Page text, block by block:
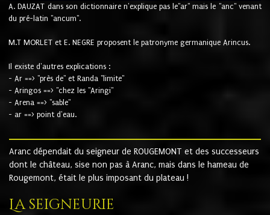
A. DAUZAT dans son dictionnaire n'explique pas le"ar" mais le "anc" venant
du pré-latin "ancum".
M.T MORLET et E. NEGRE proposent le patronyme germanique Arincus.
Il existe d'autres explications :
- Ar ==> "près de" et Randa "limite"
- Aringos ==> "chez les "Aringi"
- Arena ==> "sable"
- ar ==> point d'eau.
Aranc dépendait du seigneur de ROUGEMONT et des successeurs
dont le château, sise non pas à Aranc, mais dans le hameau de
Rougemont, était le plus imposant du plateau !
La seigneurie